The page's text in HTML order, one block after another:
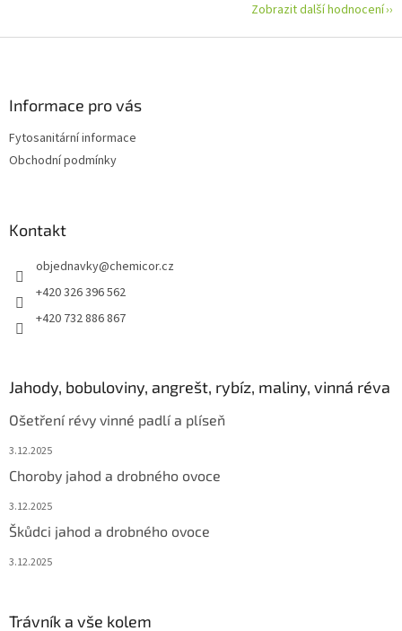
Zobrazit další hodnocení
Informace pro vás
Fytosanitární informace
Obchodní podmínky
Kontakt
objednavky@chemicor.cz
+420 326 396 562
+420 732 886 867
Jahody, bobuloviny, angrešt, rybíz, maliny, vinná réva
Ošetření révy vinné padlí a plíseň
3.12.2025
Choroby jahod a drobného ovoce
3.12.2025
Škůdci jahod a drobného ovoce
3.12.2025
Trávník a vše kolem